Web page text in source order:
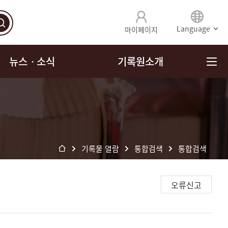
마이페이지 Language
뉴스ㆍ소식 기록원소개
기록물 열람 통합검색 통합검색
오류신고